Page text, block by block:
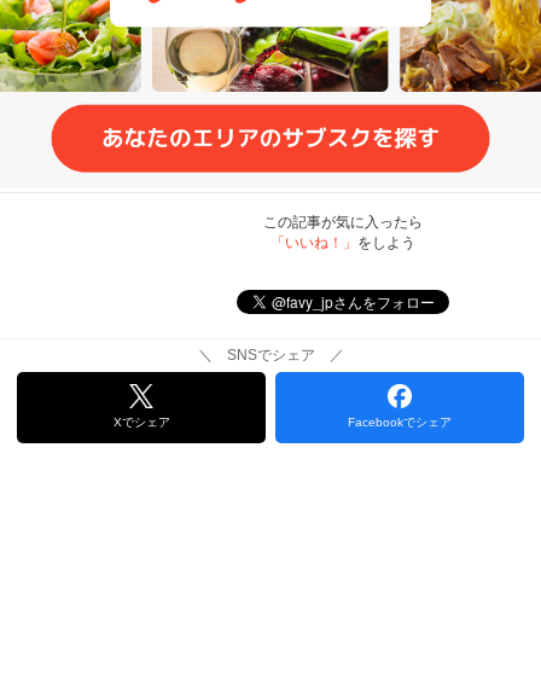
この記事が気に入ったら
「いいね！」 をしよう
＼ SNSでシェア ／
Xでシェア Facebookでシェア